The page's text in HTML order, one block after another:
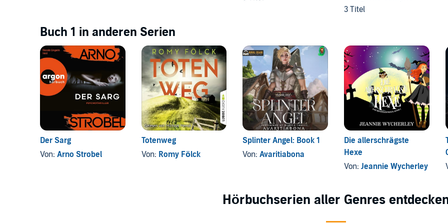
3 Titel
Buch 1 in anderen Serien
Der Sarg
Von: Arno Strobel
Totenweg
Von: Romy Fölck
Splinter Angel: Book 1
Von:Avaritiabona
Die allerschrägste
Hexe
Von: Jeannie Wycherley
Hörbuchserien aller Genres